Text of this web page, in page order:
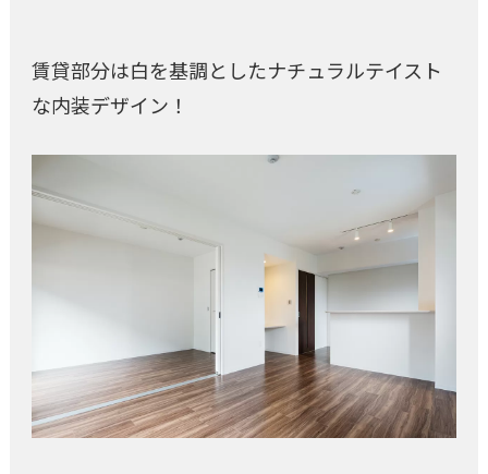
賃貸部分は白を基調としたナチュラルテイスト
な内装デザイン！